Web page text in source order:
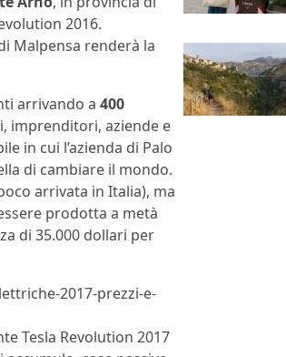
2016.
Malpensa renderà la
arrivando a 400
imprenditori, aziende e
in cui l’azienda di Palo
di cambiare il mondo.
arrivata in Italia), ma
prodotta a metà
di 35.000 dollari per
2017-prezzi-e-
Tesla Revolution 2017